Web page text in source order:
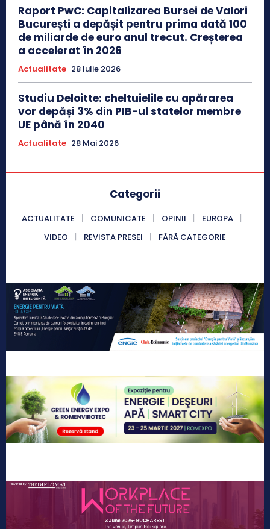
Raport PwC: Capitalizarea Bursei de Valori
București a depășit pentru prima dată 100
de miliarde de euro anul trecut. Creșterea
a accelerat în 2026
Actualitate 28 Iulie 2026
Studiu Deloitte: cheltuielile cu apărarea
vor depăși 3% din PIB-ul statelor membre
UE până în 2040
Actualitate 28 Mai 2026
Categorii
ACTUALITATE COMUNICATE OPINII
EUROPA
VIDEO
REVISTA PRESEI FĂRĂ CATEGORIE